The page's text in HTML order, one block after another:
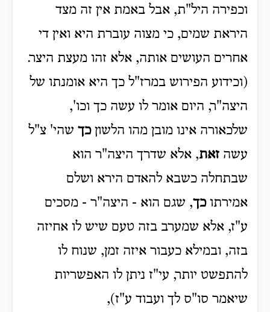
וכפירה היל"ת, אבל באמת אין זה מצד
היראת שמים, כי מצוה עוברת היא ואין די
אחרים העושים אותה, אלא זהו מעצת היצר.
(וכידוע הפירוש במרז"ל כך היא אומנתו של
היצה"ר, היום אומר לו עשה כך וכו',
שלכאורה אינו מובן מהו הלשוןכך שהי' צ"ל
עשה זאת, אלא שדרך היצה"ר הוא
שבתחלה כשבא להאדם הירא ושלם
אמירתוכך, שגם הוא - היצה"ר - מסכים
ע"ז, אלא שמערב בזה טעם שיש לו אחיזה
בזה, ובמילא כעבור איזה זמן, שנוח לו
להתפשט יותר, עי"ז ניתן לו האפשריות
שיאמר סו"ס לך ועבוד ע"ז),